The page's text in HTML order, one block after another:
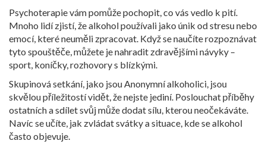
Psychoterapie vám pomůže pochopit, co vás vedlo k pití.
Mnoho lidí zjistí, že alkohol používali jako únik od stresu nebo
emocí, které neuměli zpracovat. Když se naučíte rozpoznávat
tyto spouštěče, můžete je nahradit zdravějšími návyky –
sport, koníčky, rozhovory s blízkými.
Skupinová setkání, jako jsou Anonymní alkoholici, jsou
skvělou příležitostí vidět, že nejste jediní. Poslouchat příběhy
ostatních a sdílet svůj může dodat sílu, kterou neočekáváte.
Navíc se učíte, jak zvládat svátky a situace, kde se alkohol
často objevuje.